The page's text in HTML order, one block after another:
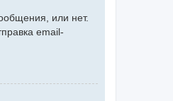
или нет.
email-